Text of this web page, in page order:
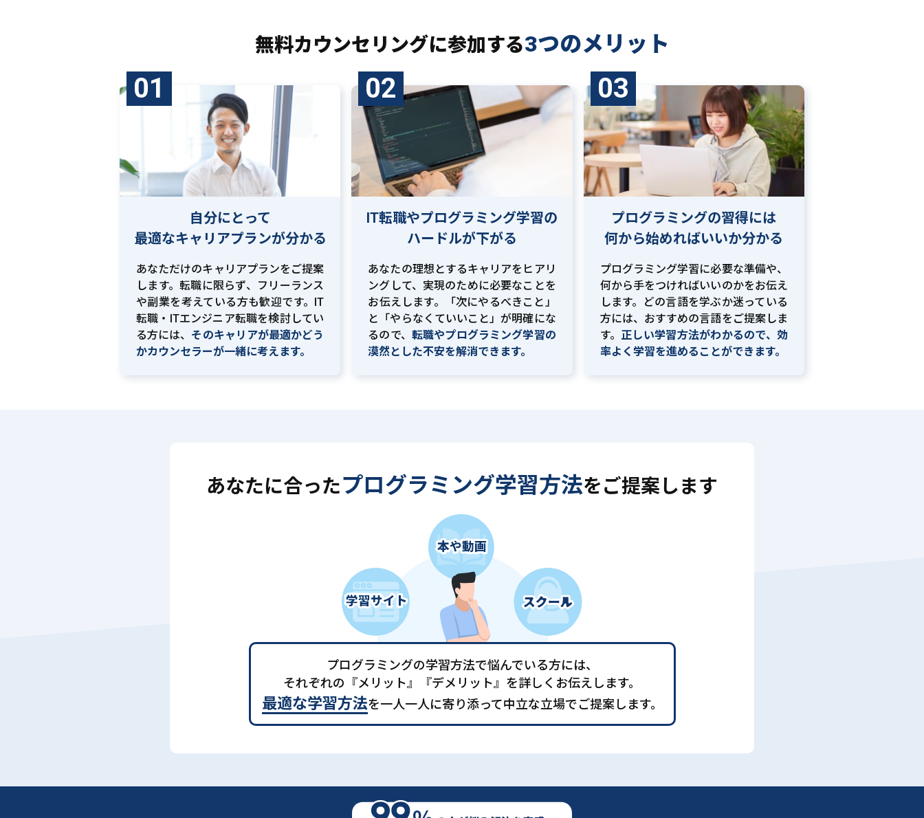
無料カウンセリングに参加する3つのメリット
01
自分にとって
最適なキャリアプランが分かる
あなただけのキャリアプランをご提案
します。転職に限らず、フリーランス
や副業を考えている方も歓迎です。IT
転職・ITエンジニア転職を検討してい
る方には、 そのキャリアが最適かどう
かカウンセラーが一緒に考えます。
02
IT転職やプログラミング学習の
ハードルが下がる
あなたの理想とするキャリアをヒアリ
ングして、実現のために必要なことを
お伝えします。「次にやるべきこと」
と「やらなくていいこと」が明確にな
るので、 転職やプログラミング学習の
漠然とした不安を解消できます。
03
プログラミングの習得には
何から始めればいいか分かる
プログラミング学習に必要な準備や、
何から手をつければいいのかをお伝え
します。どの言語を学ぶか迷っている
方には、おすすめの言語をご提案しま
す。 正しい学習方法がわかるので、効
率よく学習を進めることができます。
あなたに合ったプログラミング学習方法をご提案します
プログラミングの学習方法で悩んでいる方には、
それぞれの『メリット』『デメリット』を詳しくお伝えします。
最適な学習方法を一人一人に寄り添って中立な立場でご提案します。